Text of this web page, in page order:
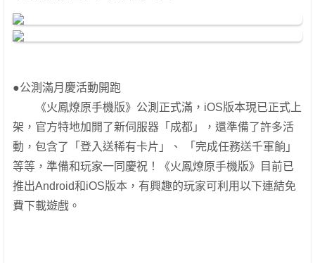
●公測滿月慶活動開跑
《火鳳燎原手機版》公測正式滿，iOS版本現已正式上
架，官方特地加開了新伺服器「成都」，還準備了許多活
動，包含了「登入送稀有卡片」、 「完成任務送千軍餉」
等等，準備和玩家一同慶祝！《火鳳燎原手機版》目前已
推出Android和iOS版本，有興趣的玩家可利用以下連結免
費下載遊戲。